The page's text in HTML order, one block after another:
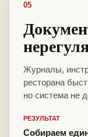
05
Журналы,
ресторана
но система не
РЕЗУЛЬТАТ
Собираем